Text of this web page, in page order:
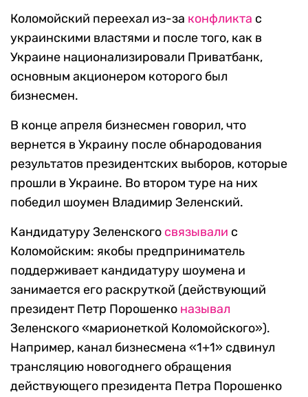
Коломойский переехал из-за конфликта с
украинскими властями и после того, как в
Украине национализировали Приватбанк,
основным акционером которого был
бизнесмен.
В конце апреля бизнесмен говорил, что
вернется в Украину после обнародования
результатов президентских выборов, которые
прошли в Украине. Во втором туре на них
победил шоумен Владимир Зеленский.
Кандидатуру Зеленского связывали с
Коломойским: якобы предприниматель
поддерживает кандидатуру шоумена и
занимается его раскруткой (действующий
президент Петр Порошенко называл
Зеленского «марионеткой Коломойского»).
Например, канал бизнесмена «1+1» сдвинул
трансляцию новогоднего обращения
действующего президента Петра Порошенко